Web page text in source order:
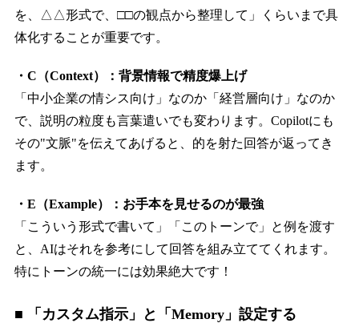
を、△△形式で、□□の観点から整理して」くらいまで具
体化することが重要です。
・C（Context）：背景情報で精度爆上げ
「中小企業の情シス向け」なのか「経営層向け」なのか
で、説明の粒度も言葉遣いでも変わります。Copilotにも
その"文脈"を伝えてあげると、的を射た回答が返ってき
ます。
・E（Example）：お手本を見せるのが最強
「こういう形式で書いて」「このトーンで」と例を渡す
と、AIはそれを参考にして回答を組み立ててくれます。
特にトーンの統一には効果絶大です！
■ 「カスタム指示」と「Memory」設定する